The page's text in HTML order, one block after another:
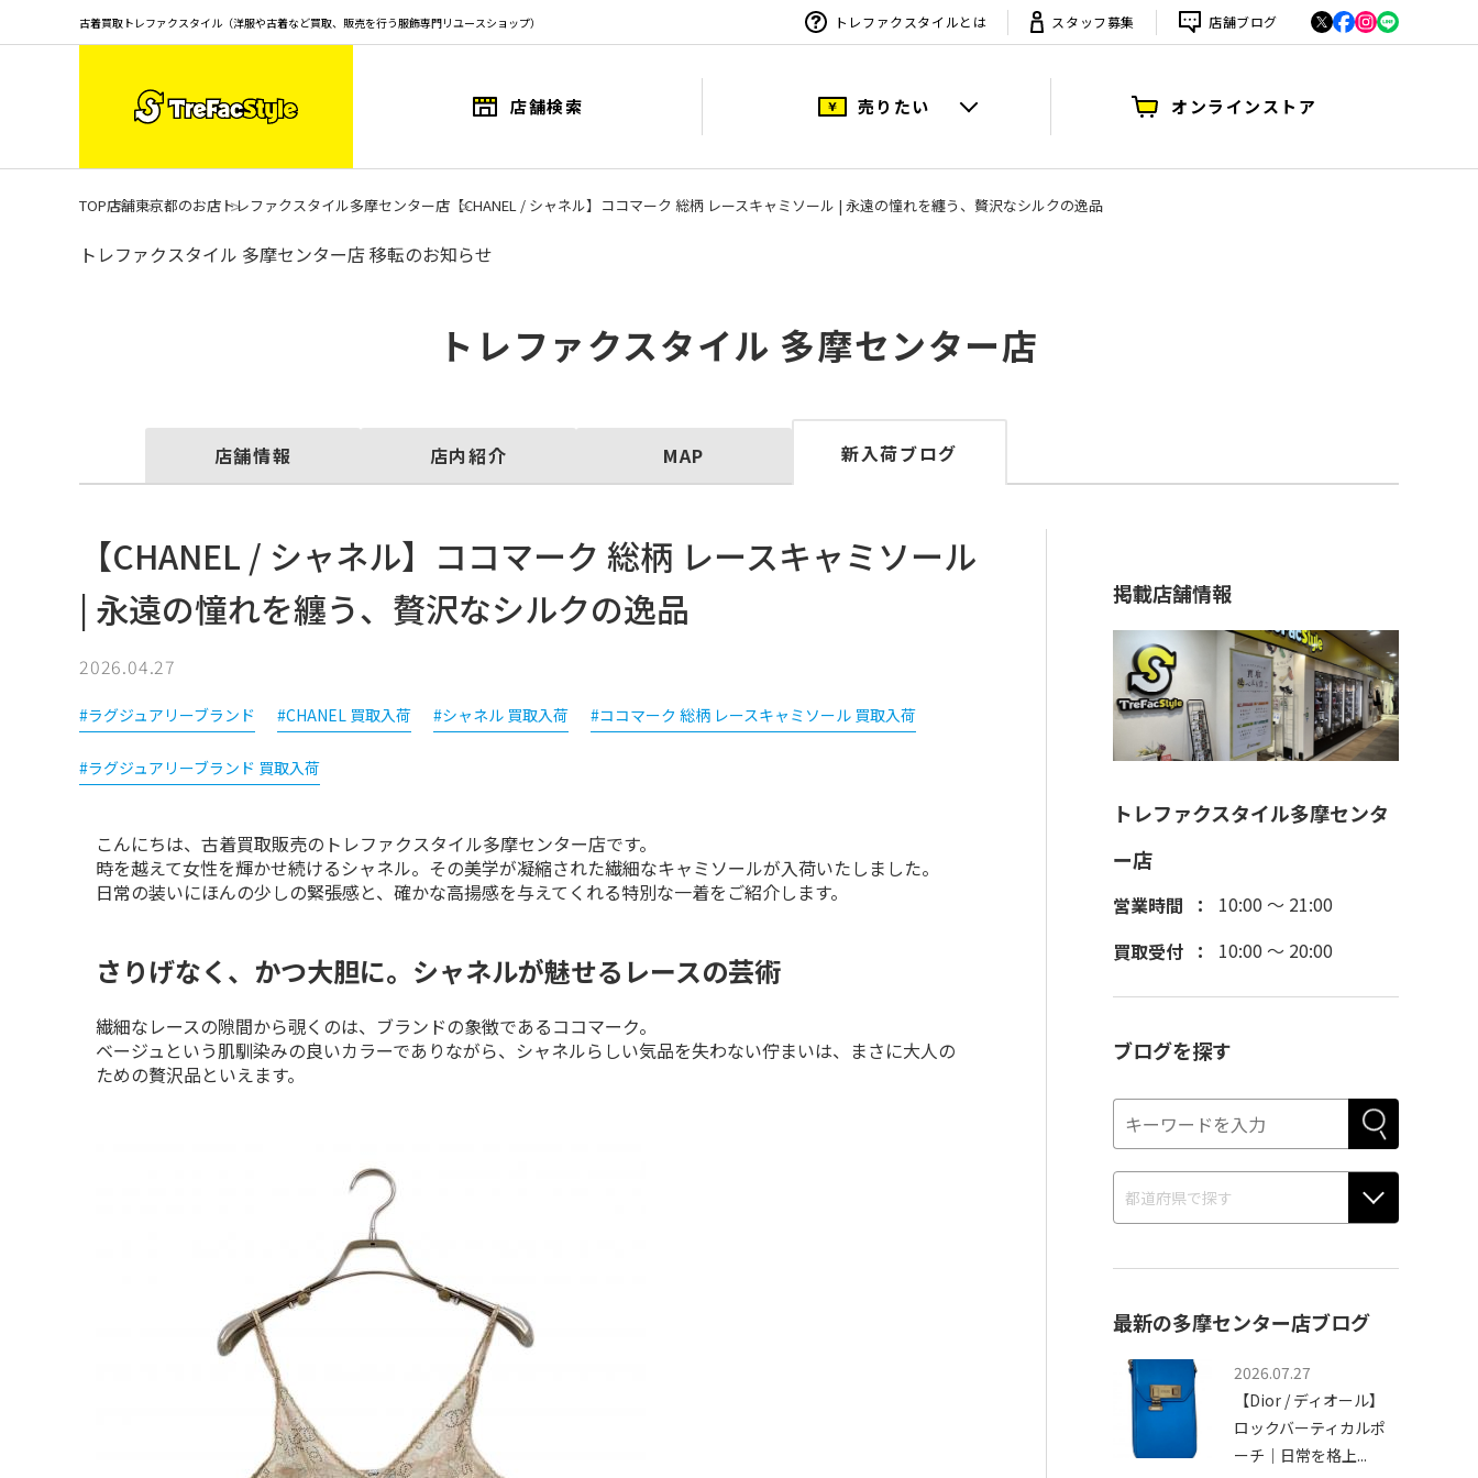
古着買取トレファクスタイル（洋服や古着など買取、販売を行う服飾専門リユースショップ） トレファクスタイルとは スタッフ募集 店舗ブログ
店舗検索 売りたい オンラインストア
TOP店舗東京都のお店 トレファクスタイル多摩センター店 【CHANEL / シャネル】ココマーク 総柄 レースキャミソール | 永遠の憧れを纏う、贅沢なシルクの逸品
トレファクスタイル 多摩センター店 移転のお知らせ
トレファクスタイル 多摩センター店
店舗情報 店内紹介 MAP 新入荷ブログ
【CHANEL / シャネル】ココマーク 総柄 レースキャミソール
| 永遠の憧れを纏う、贅沢なシルクの逸品
2026.04.27
#ラグジュアリーブランド #CHANEL 買取入荷 #シャネル 買取入荷 #ココマーク 総柄 レースキャミソール 買取入荷
#ラグジュアリーブランド 買取入荷
こんにちは、古着買取販売のトレファクスタイル多摩センター店です。
時を越えて女性を輝かせ続けるシャネル。その美学が凝縮された繊細なキャミソールが入荷いたしました。
日常の装いにほんの少しの緊張感と、確かな高揚感を与えてくれる特別な一着をご紹介します。
さりげなく、かつ大胆に。シャネルが魅せるレースの芸術
繊細なレースの隙間から覗くのは、ブランドの象徴であるココマーク。
ベージュという肌馴染みの良いカラーでありながら、シャネルらしい気品を失わない佇まいは、まさに大人の
ための贅沢品といえます。
掲載店舗情報
トレファクスタイル多摩センタ
ー店
営業時間
10:00 ～ 21:00
買取受付
10:00 ～ 20:00
ブログを探す
最新の多摩センター店ブログ
2026.07.27
【Dior / ディオール】
ロックバーティカルポ
ーチ｜日常を格上...